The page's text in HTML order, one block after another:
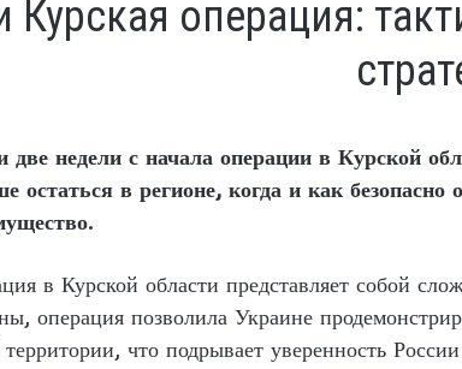
Курская операция:
две недели с начала операции в Курской
остаться в регионе, когда и как безопасно
в Курской области представляет собой
операция позволила Украине
что подрывает уверенность